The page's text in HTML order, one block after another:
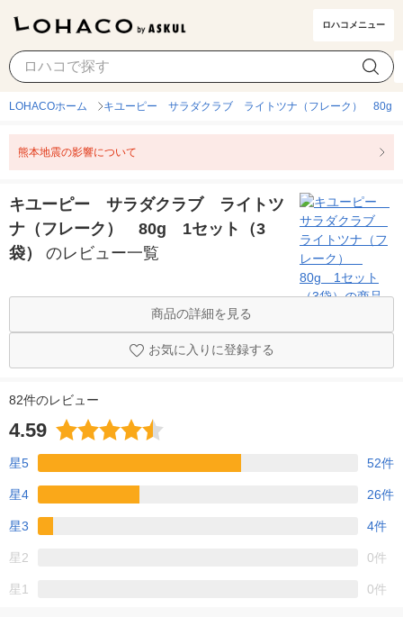
ロハコメニュー
LOHACOホーム キユーピー サラダクラブ ライトツナ（フレーク） 80g
熊本地震の影響について
キユーピー サラダクラブ ライトツ
ナ（フレーク） 80g 1セット（3
袋）
のレビュー一覧
商品の詳細を見る
お気に入りに登録する
82件のレビュー
4.59
星5 52件
星4 26件
星3 4件
星2 0件
星1 0件